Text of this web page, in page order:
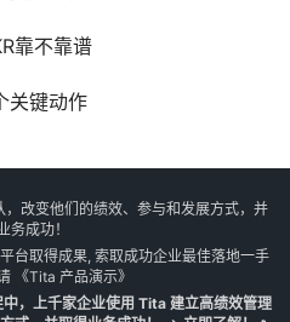
靠不靠谱
关键动作
改变他们的绩效、参与和发展方式，并
务成功！
台取得成果, 索取成功企业最佳落地一手
《Tita 产品演示》
中，上千家企业使用 Tita 建立高绩效管理